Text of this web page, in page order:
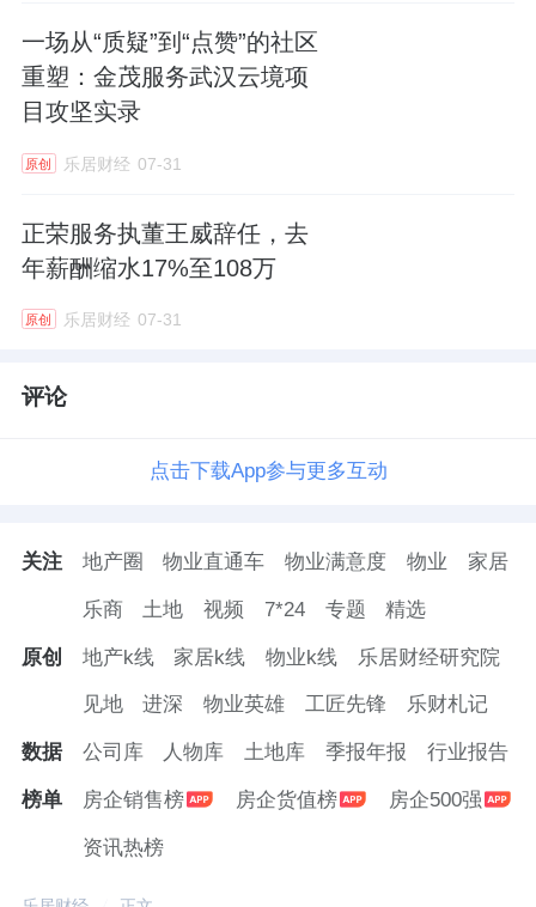
一场从“质疑”到“点赞”的社区
重塑：金茂服务武汉云境项
目攻坚实录
原创 乐居财经 07-31
正荣服务执董王威辞任，去
年薪酬缩水17%至108万
原创 乐居财经 07-31
评论
点击下载App参与更多互动
关注 地产圈 物业直通车 物业满意度 物业 家居
乐商 土地 视频 7*24 专题 精选
原创 地产k线 家居k线 物业k线 乐居财经研究院
见地 进深 物业英雄 工匠先锋 乐财札记
数据 公司库 人物库 土地库 季报年报 行业报告
榜单 房企销售榜 房企货值榜 房企500强
资讯热榜